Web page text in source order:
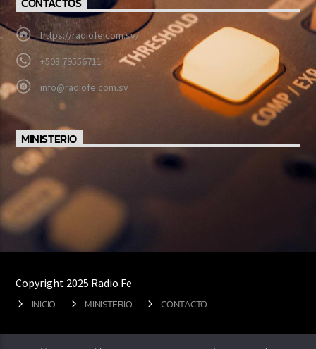
https://radiofe.com.sv/
+503 79556711
info@radiofe.com.sv
MINISTERIO
Copyright 2025 Radio Fe
INICIO MINISTERIO CONTACTO